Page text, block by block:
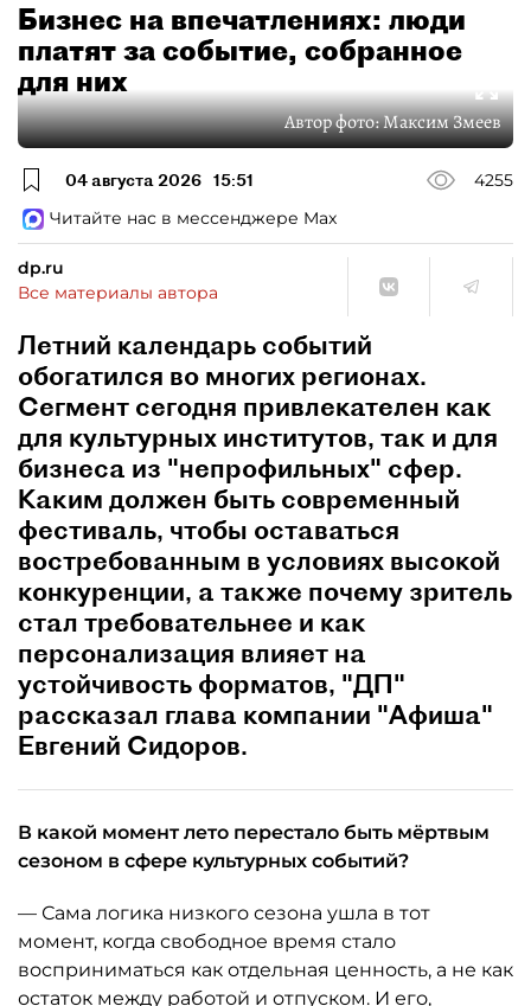
Бизнес на впечатлениях: люди
платят за событие, собранное
для них
Автор фото:Максим Змеев
04 августа 2026 15:51
4255
Читайте нас в мессенджере Max
dp.ru
Все материалы автора
Летний календарь событий
обогатился во многих регионах.
Сегмент сегодня привлекателен как
для культурных институтов, так и для
бизнеса из "непрофильных" сфер.
Каким должен быть современный
фестиваль, чтобы оставаться
востребованным в условиях высокой
конкуренции, а также почему зритель
стал требовательнее и как
персонализация влияет на
устойчивость форматов, "ДП"
рассказал глава компании "Афиша"
Евгений Сидоров.
В какой момент лето перестало быть мёртвым
сезоном в сфере культурных событий?
— Сама логика низкого сезона ушла в тот
момент, когда свободное время стало
восприниматься как отдельная ценность, а не как
остаток между работой и отпуском. И его,